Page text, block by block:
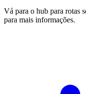
Vá para o hub para rotas
para mais informações.